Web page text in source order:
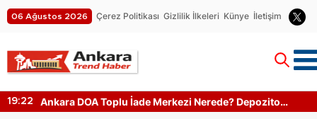
06 Ağustos 2026 Çerez Politikası Gizlilik İlkeleri Künye İletişim
19:22
Ankara DOA Toplu İade Merkezi Nerede? Depozito